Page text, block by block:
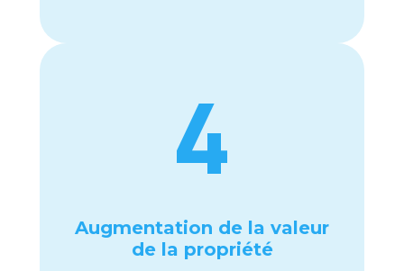
4
Augmеntation dе la valеur
dе la propriété